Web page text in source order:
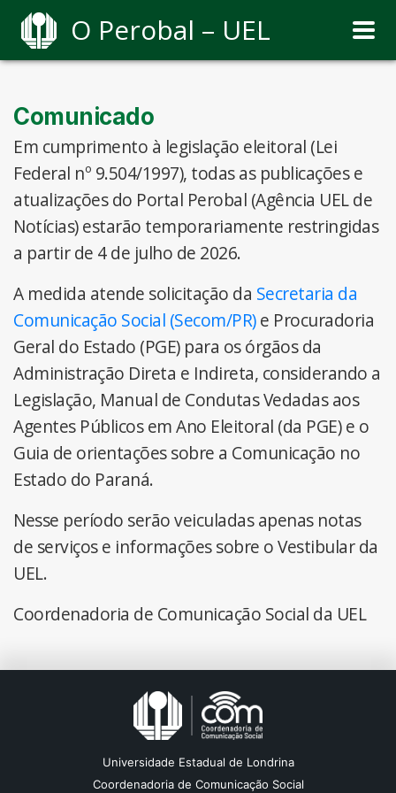
O Perobal – UEL
Comunicado
Em cumprimento à legislação eleitoral (Lei
Federal nº 9.504/1997), todas as publicações e
atualizações do Portal Perobal (Agência UEL de
Notícias) estarão temporariamente restringidas
a partir de 4 de julho de 2026.
A medida atende solicitação da Secretaria da
Comunicação Social (Secom/PR)e Procuradoria
Geral do Estado (PGE) para os órgãos da
Administração Direta e Indireta, considerando a
Legislação, Manual de Condutas Vedadas aos
Agentes Públicos em Ano Eleitoral (da PGE) e o
Guia de orientações sobre a Comunicação no
Estado do Paraná.
Nesse período serão veiculadas apenas notas
de serviços e informações sobre o Vestibular da
UEL.
Coordenadoria de Comunicação Social da UEL
Universidade Estadual de Londrina
Coordenadoria de Comunicação Social